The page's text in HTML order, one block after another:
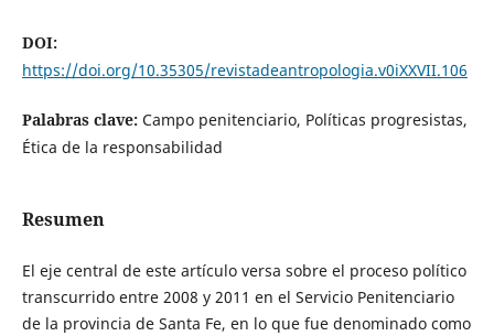
DOI:
https://doi.org/10.35305/revistadeantropologia.v0iXXVII.106
Palabras clave: Campo penitenciario, Políticas progresistas,
Ética de la responsabilidad
Resumen
El eje central de este artículo versa sobre el proceso político
transcurrido entre 2008 y 2011 en el Servicio Penitenciario
de la provincia de Santa Fe, en lo que fue denominado como